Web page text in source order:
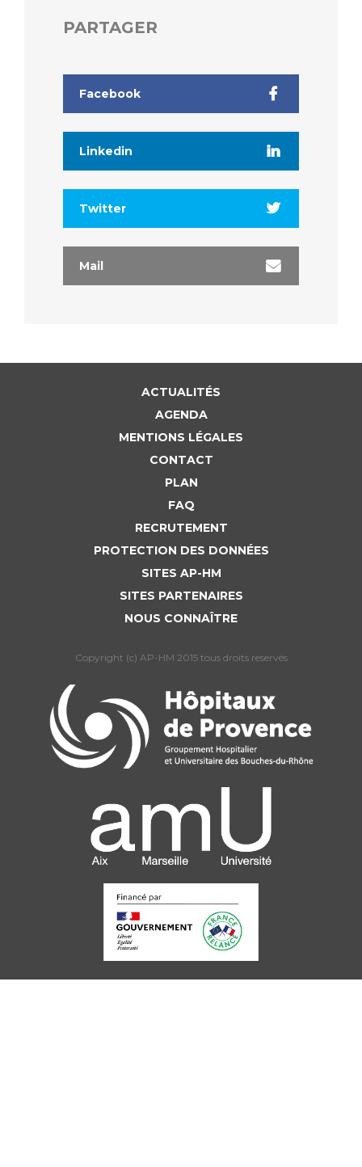
PARTAGER
Facebook
Linkedin
Twitter
Mail
ACTUALITÉS
AGENDA
MENTIONS LÉGALES
CONTACT
PLAN
FAQ
RECRUTEMENT
PROTECTION DES DONNÉES
SITES AP-HM
SITES PARTENAIRES
NOUS CONNAÎTRE
Copyright (c) AP-HM 2015 tous droits reservés